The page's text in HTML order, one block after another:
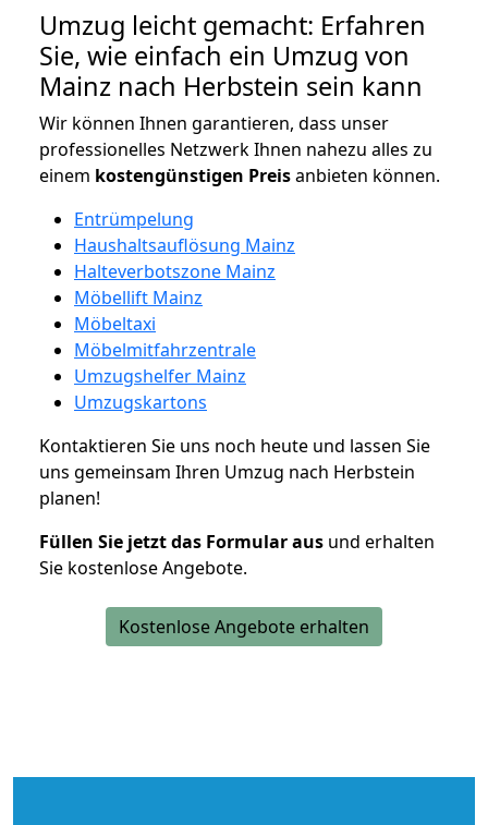
Umzug leicht gemacht: Erfahren
Sie, wie einfach ein Umzug von
Mainz nach Herbstein sein kann
Wir können Ihnen garantieren, dass unser
professionelles Netzwerk Ihnen nahezu alles zu
einem kostengünstigen Preisanbieten können.
Entrümpelung
Haushaltsauflösung Mainz
Halteverbotszone Mainz
Möbellift Mainz
Möbeltaxi
Möbelmitfahrzentrale
Umzugshelfer Mainz
Umzugskartons
Kontaktieren Sie uns noch heute und lassen Sie
uns gemeinsam Ihren Umzug nach Herbstein
planen!
Füllen Sie jetzt das Formular aus und erhalten
Sie kostenlose Angebote.
Kostenlose Angebote erhalten